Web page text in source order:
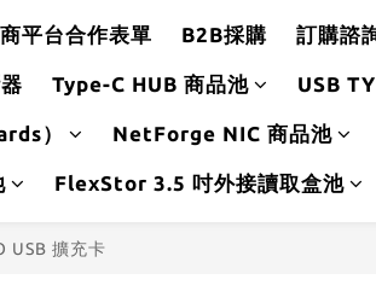
平台合作表單 B2B採購 訂購諮
Type-C HUB 商品池 USB
） NetForge NIC 商品池
FlexStor 3.5 吋外接讀取盒池
USB 擴充卡